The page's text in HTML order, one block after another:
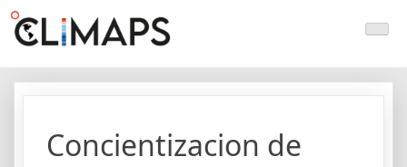
Skip
Climaps.org
Mapas de acción climática en Latinoamérica y el caribe
Concientizacion de